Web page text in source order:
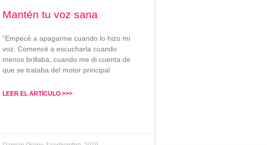
Mantén tu voz sana
“Empecé a apagarme cuando lo hizo mi
voz. Comencé a escucharla cuando
menos brillaba, cuando me di cuenta de
que se trataba del motor principal
LEER EL ARTÍCULO >>>